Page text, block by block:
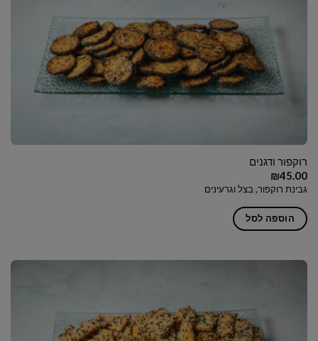
רוקפור ודגנים
₪45.00
גבינת רוקפור, בצל וגרעינים
הוספה לסל